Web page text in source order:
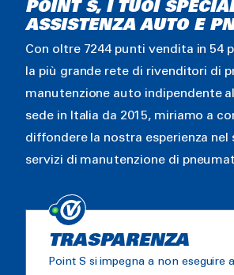
POINT S, I TUOI
ASSISTENZA AUTO E
Con oltre 7244 punti vendita in 54
la più grande rete di rivenditori di
manutenzione auto indipendente
sede in Italia da 2015, miriamo a
diffondere la nostra esperienza nel
servizi di manutenzione di
TRASPARENZA
Point S si impegna a non eseguire